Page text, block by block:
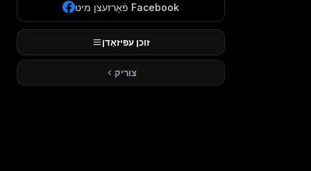
פֿאָרזעצן מיט Facebook
זוכן עפּיזאָדן
צוריק